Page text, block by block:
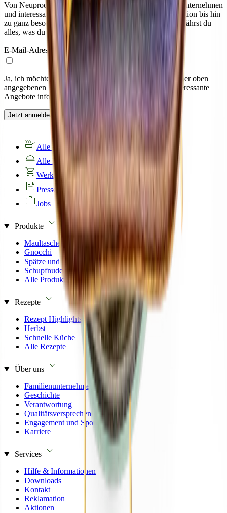
Von Neuprodukten über spannende Einblicke in unser Unternehmen
und interessante Fakten rund um die Maultaschenproduktion bis hin
zu ganz besonderen Rezepten: In unserem Newsletter erfährst du
alles, was du über BÜRGER wissen möchtest.
E-Mail-Adresse
Ja, ich möchte von Bürger GmbH & Co. KG unter meiner oben
angegebenen E-Mail-Adresse über Neuigkeiten und interessante
Angebote informiert werden.
Jetzt anmelden
Alle Produkte
Alle Rezepte
Werksverkauf
Presse
Jobs
Produkte
Maultaschen
Gnocchi
Spätze und Knöpfle
Schupfnudeln
Alle Produkte
Rezepte
Rezept Highlights
Herbst
Schnelle Küche
Alle Rezepte
Über uns
Familienunternehmen
Geschichte
Verantwortung
Qualitätsversprechen
Engagement und Sponsoring
Karriere
Services
Hilfe & Informationen
Downloads
Kontakt
Reklamation
Aktionen